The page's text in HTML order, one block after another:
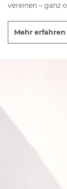
vereinen – ganz
Mehr erfahren